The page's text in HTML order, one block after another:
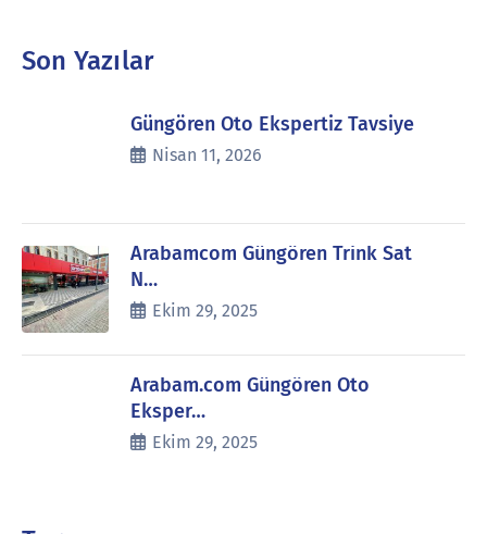
Son Yazılar
Güngören Oto Ekspertiz Tavsiye
Nisan 11, 2026
Arabamcom Güngören Trink Sat
N…
Ekim 29, 2025
Arabam.com Güngören Oto
Eksper…
Ekim 29, 2025